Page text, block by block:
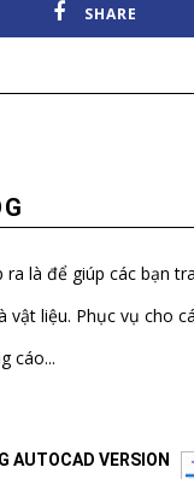
SHARE
ra là để giúp các bạn
vật liệu. Phục vụ cho
cáo...
AUTOCAD VERSION